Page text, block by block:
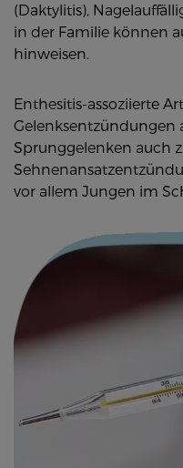
(Daktylitis),
in der Familie können
hinweisen.
Enthesitis-assoziierte
Gelenksentzündungen
Sprunggelenken auch
vor allem Jungen im